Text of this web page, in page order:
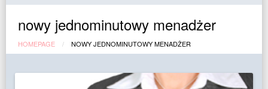
nowy jednominutowy menadżer
HOMEPAGE NOWY JEDNOMINUTOWY MENADŻER